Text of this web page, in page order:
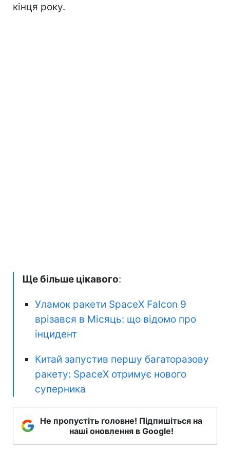
кінця року.
Ще більше цікавого:
Уламок ракети SpaceX Falcon 9
врізався в Місяць: що відомо про
інцидент
Китай запустив першу багаторазову
ракету: SpaceX отримує нового
суперника
Не пропустіть головне! Підпишіться на
наші оновлення в Google!